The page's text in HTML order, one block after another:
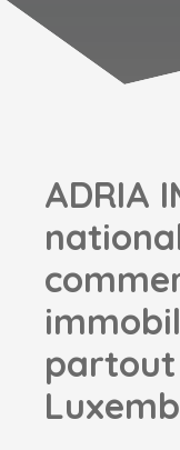
ADRIA
partout